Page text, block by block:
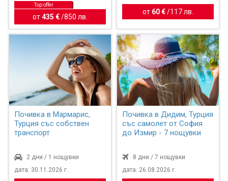
Top offer
от435 € /850 лв.
от 60 €/ 117 лв.
Почивка в Мармарис,
Турция със собствен
транспорт
2 дни / 1 нощувки
дата: 30.11.2026 г.
Почивка в Дидим, Турция
със самолет от София
до Измир - 7 нощувки
8 дни / 7 нощувки
дата: 26.08.2026 г.